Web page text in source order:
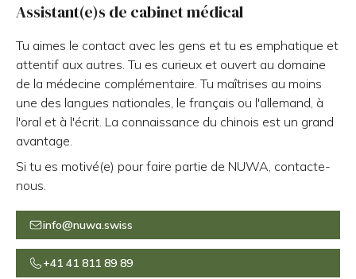
Assistant(e)s de cabinet médical
Tu aimes le contact avec les gens et tu es emphatique et
attentif aux autres. Tu es curieux et ouvert au domaine
de la médecine complémentaire. Tu maîtrises au moins
une des langues nationales, le français ou l'allemand, à
l'oral et à l'écrit. La connaissance du chinois est un grand
avantage.
Si tu es motivé(e) pour faire partie de NUWA, contacte-
nous.
info@nuwa.swiss
+41 41 811 89 89